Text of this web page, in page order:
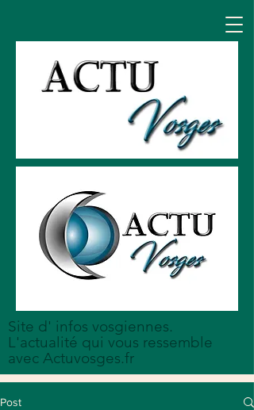
Site d' infos vosgiennes.
L'actualité qui vous ressemble
avec Actuvosges.fr
Post